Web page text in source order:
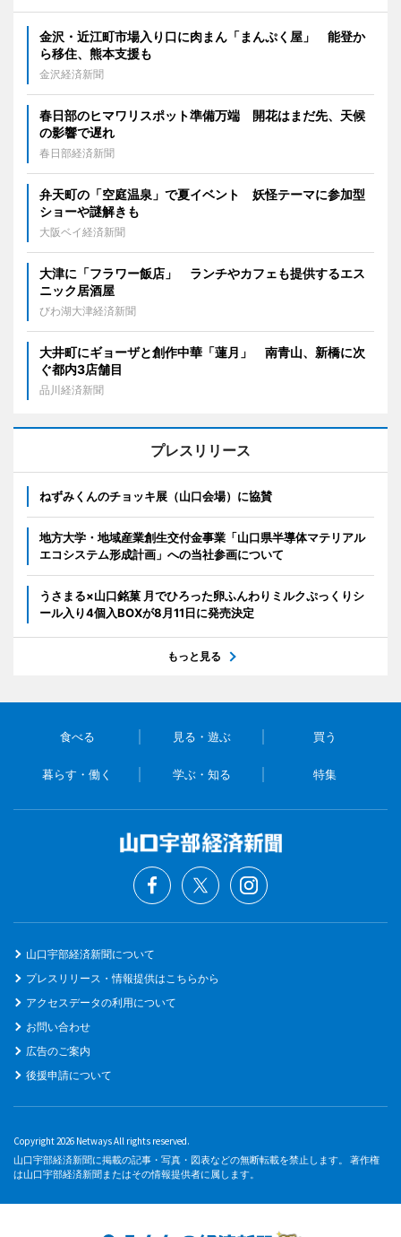
金沢・近江町市場入り口に肉まん「まんぷく屋」 能登か
ら移住、熊本支援も
金沢経済新聞
春日部のヒマワリスポット準備万端 開花はまだ先、天候
の影響で遅れ
春日部経済新聞
弁天町の「空庭温泉」で夏イベント 妖怪テーマに参加型
ショーや謎解きも
大阪ベイ経済新聞
大津に「フラワー飯店」 ランチやカフェも提供するエス
ニック居酒屋
びわ湖大津経済新聞
大井町にギョーザと創作中華「蓮月」 南青山、新橋に次
ぐ都内3店舗目
品川経済新聞
プレスリリース
ねずみくんのチョッキ展（山口会場）に協賛
地方大学・地域産業創生交付金事業「山口県半導体マテリアル
エコシステム形成計画」への当社参画について
うさまる×山口銘菓 月でひろった卵ふんわりミルクぷっくりシ
ール入り4個入BOXが8月11日に発売決定
もっと見る
食べる 見る・遊ぶ 買う
暮らす・働く 学ぶ・知る 特集
山口宇部経済新聞について
プレスリリース・情報提供はこちらから
アクセスデータの利用について
お問い合わせ
広告のご案内
後援申請について
Copyright 2026 Netways All rights reserved.
山口宇部経済新聞に掲載の記事・写真・図表などの無断転載を禁止します。 著作権
は山口宇部経済新聞またはその情報提供者に属します。